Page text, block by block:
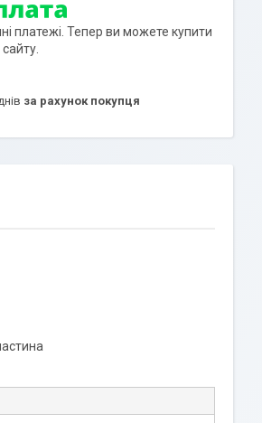
платежі. Тепер ви можете купити
за рахунок покупця